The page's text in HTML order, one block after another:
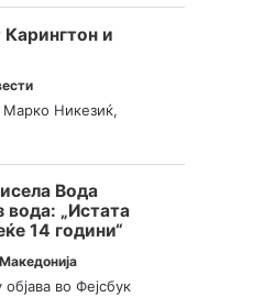
и
Никезиќ,
Вода
вода: „Истата
14 години“
Македонија
во Фејсбук